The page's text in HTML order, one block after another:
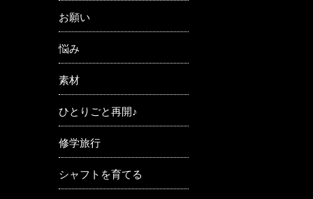
お願い
悩み
素材
ひとりごと再開♪
修学旅行
シャフトを育てる